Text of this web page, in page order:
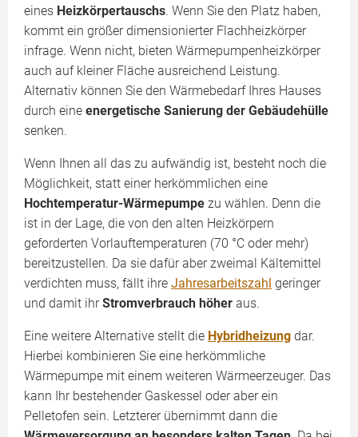
eines Heizkörpertauschs. Wenn Sie den Platz haben,
kommt ein größer dimensionierter Flachheizkörper
infrage. Wenn nicht, bieten Wärmepumpenheizkörper
auch auf kleiner Fläche ausreichend Leistung.
Alternativ können Sie den Wärmebedarf Ihres Hauses
durch eine energetische Sanierung der Gebäudehülle
senken.
Wenn Ihnen all das zu aufwändig ist, besteht noch die
Möglichkeit, statt einer herkömmlichen eine
Hochtemperatur-Wärmepumpe zu wählen. Denn die
ist in der Lage, die von den alten Heizkörpern
geforderten Vorlauftemperaturen (70 °C oder mehr)
bereitzustellen. Da sie dafür aber zweimal Kältemittel
verdichten muss, fällt ihre Jahresarbeitszahl geringer
und damit ihrStromverbrauch höher aus.
Eine weitere Alternative stellt die Hybridheizung dar.
Hierbei kombinieren Sie eine herkömmliche
Wärmepumpe mit einem weiteren Wärmeerzeuger. Das
kann Ihr bestehender Gaskessel oder aber ein
Pelletofen sein. Letzterer übernimmt dann die